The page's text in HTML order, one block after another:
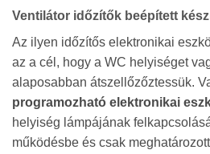
Ventilátor időzítők beépített
Az ilyen időzítős elektronikai
az a cél, hogy a WC helyiséget
alaposabban átszellőzőztessük.
programozható elektronikai
helyiség lámpájának
működésbe és csak